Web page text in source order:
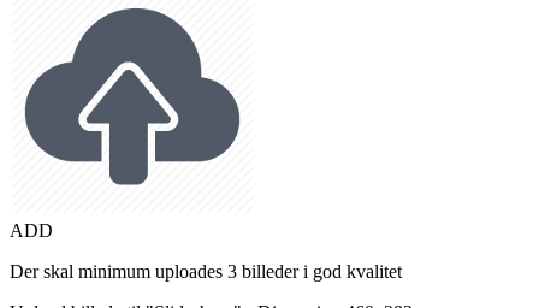
ADD
Der skal minimum uploades 3 billeder i god kvalitet